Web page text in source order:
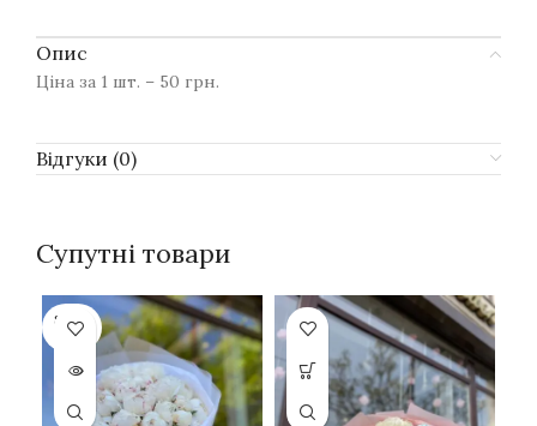
Опис
Ціна за 1 шт. – 50 грн.
Відгуки (0)
Супутні товари
SOLD
OUT